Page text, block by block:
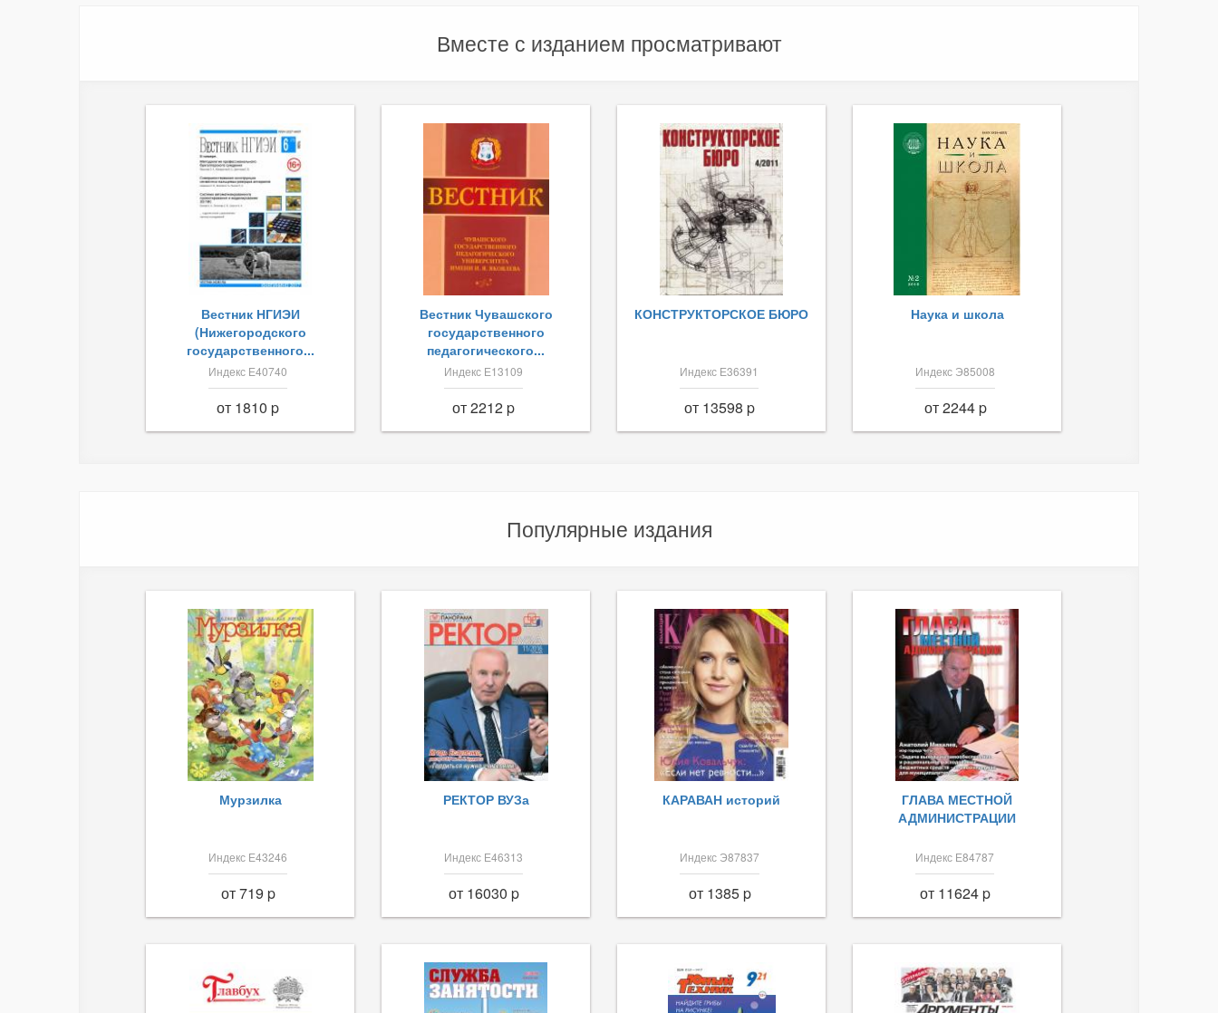
Вместе с изданием просматривают
Вестник НГИЭИ
(Нижегородского
государственного...
Индекс Е40740
от 1810 p
Вестник Чувашского
государственного
педагогического...
Индекс Е13109
от 2212 p
КОНСТРУКТОРСКОЕ БЮРО
Индекс Е36391
от 13598 p
Наука и школа
Индекс Э85008
от 2244 p
Популярные издания
Мурзилка
Индекс Е43246
от 719 p
РЕКТОР ВУЗа
Индекс Е46313
от 16030 p
КАРАВАН историй
Индекс Э87837
от 1385 p
ГЛАВА МЕСТНОЙ
АДМИНИСТРАЦИИ
Индекс Е84787
от 11624 p